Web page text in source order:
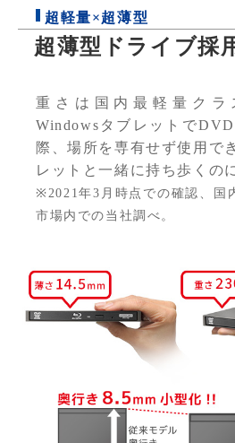
超軽量×超薄型
超薄型ドライブ採
重さは国内最軽量クラ
Windowsタブレットで
際、場所を専有せず使用で
レットと一緒に持ち歩くの
※2021年3月時点での確認、国
市場内での当社調べ。